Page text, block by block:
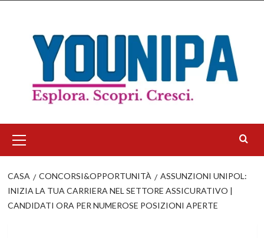
contenuto
principale
CASA CONCORSI&OPPORTUNITÀ
ASSUNZIONI UNIPOL:
INIZIA LA TUA CARRIERA NEL SETTORE ASSICURATIVO |
CANDIDATI ORA PER NUMEROSE POSIZIONI APERTE